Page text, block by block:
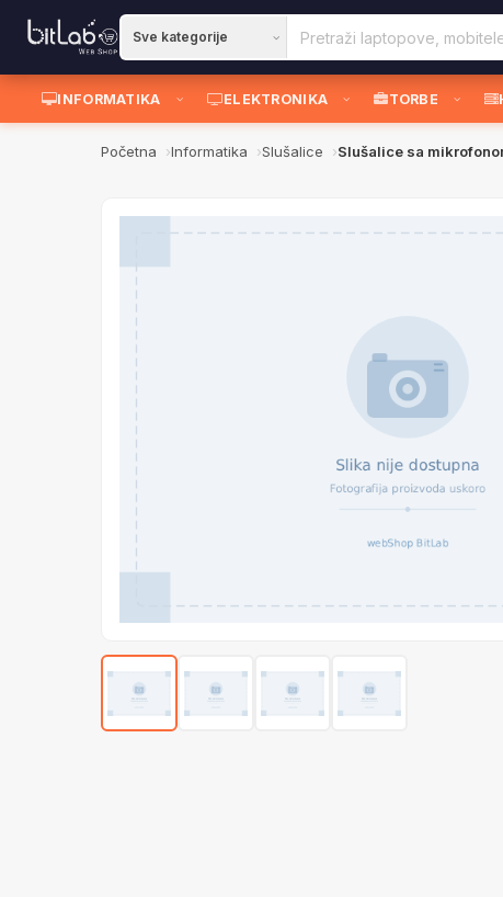
INFORMATIKA ELEKTRONIKA TORBE
Početna Informatika Slušalice Slušalice sa